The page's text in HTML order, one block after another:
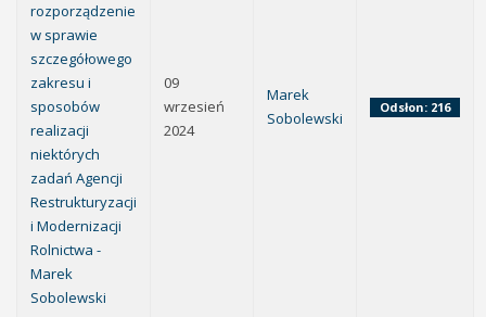
rozporządzenie
w sprawie
szczegółowego
zakresu i
sposobów
realizacji
niektórych
zadań Agencji
Restrukturyzacji
i Modernizacji
Rolnictwa -
Marek
Sobolewski
09
wrzesień
2024
Marek
Sobolewski
Odsłon: 216